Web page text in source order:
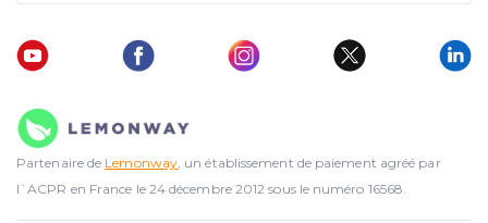
Partenaire de Lemonway, un établissement de paiement agréé par
l`ACPR en France le 24 décembre 2012 sous le numéro 16568.